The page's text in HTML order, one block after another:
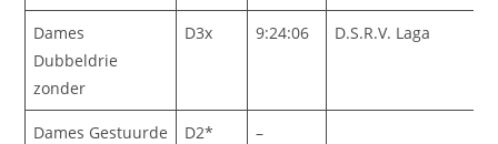
Dames
Dubbeldrie
zonder
D3x 9:24:06 D.S.R.V. Laga
Dames Gestuurde
D2* –